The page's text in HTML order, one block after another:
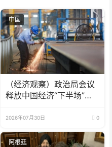
中国
（经济观察）政治局会议
释放中国经济“下半场”三
2026年07月30日 0
阿根廷